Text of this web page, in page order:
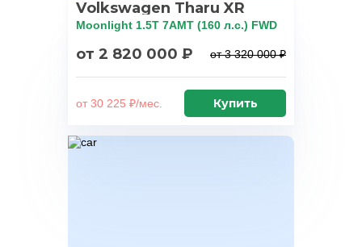
Volkswagen Tharu XR
Moonlight 1.5T 7AMT (160 л.с.) FWD
от 2 820 000 ₽ от 3 320 000 ₽
от 30 225 ₽/мес. Купить